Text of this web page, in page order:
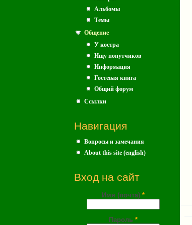
Альбомы
Темы
Общение
У костра
Ищу попутчиков
Информация
Гостевая книга
Общий форум
Ссылки
Навигация
Вопросы и замечания
About this site (english)
Вход на сайт
Имя (почта) *
Пароль *